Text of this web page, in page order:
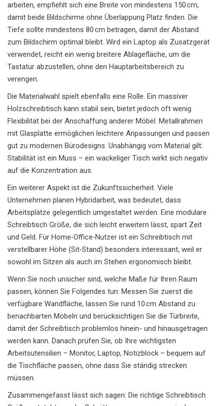
arbeiten, empfiehlt sich eine Breite von mindestens 150 cm,
damit beide Bildschirme ohne Überlappung Platz finden. Die
Tiefe sollte mindestens 80 cm betragen, damit der Abstand
zum Bildschirm optimal bleibt. Wird ein Laptop als Zusatzgerät
verwendet, reicht ein wenig breitere Ablagefläche, um die
Tastatur abzustellen, ohne den Hauptarbeitsbereich zu
verengen.
Die Materialwahl spielt ebenfalls eine Rolle. Ein massiver
Holzschreibtisch kann stabil sein, bietet jedoch oft wenig
Flexibilität bei der Anschaffung anderer Möbel. Metallrahmen
mit Glasplatte ermöglichen leichtere Anpassungen und passen
gut zu modernen Bürodesigns. Unabhängig vom Material gilt:
Stabilität ist ein Muss – ein wackeliger Tisch wirkt sich negativ
auf die Konzentration aus.
Ein weiterer Aspekt ist die Zukunftssicherheit. Viele
Unternehmen planen Hybridarbeit, was bedeutet, dass
Arbeitsplätze gelegentlich umgestaltet werden. Eine modulare
Schreibtisch Größe, die sich leicht erweitern lässt, spart Zeit
und Geld. Für Home‑Office‑Nutzer ist ein Schreibtisch mit
verstellbarer Höhe (Sit‑Stand) besonders interessant, weil er
sowohl im Sitzen als auch im Stehen ergonomisch bleibt.
Wenn Sie noch unsicher sind, welche Maße für Ihren Raum
passen, können Sie Folgendes tun: Messen Sie zuerst die
verfügbare Wandfläche, lassen Sie rund 10 cm Abstand zu
benachbarten Möbeln und berücksichtigen Sie die Türbreite,
damit der Schreibtisch problemlos hinein- und hinausgetragen
werden kann. Danach prüfen Sie, ob Ihre wichtigsten
Arbeitsutensilien – Monitor, Laptop, Notizblock – bequem auf
die Tischfläche passen, ohne dass Sie ständig strecken
müssen.
Zusammengefasst lässt sich sagen: Die richtige Schreibtisch